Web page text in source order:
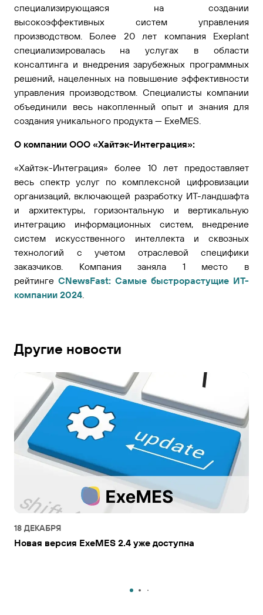
специализирующаяся на создании
высокоэффективных систем управления
производством. Более 20 лет компания Exeplant
специализировалась на услугах в области
консалтинга и внедрения зарубежных программных
решений, нацеленных на повышение эффективности
управления производством. Специалисты компании
объединили весь накопленный опыт и знания для
создания уникального продукта — ExeMES.
О компании ООО «Хайтэк-Интеграция»:
«Хайтэк-Интеграция» более 10 лет предоставляет
весь спектр услуг по комплексной цифровизации
организаций, включающей разработку ИТ-ландшафта
и архитектуры, горизонтальную и вертикальную
интеграцию информационных систем, внедрение
систем искусственного интеллекта и сквозных
технологий с учетом отраслевой специфики
заказчиков. Компания заняла 1 место в
рейтинге CNewsFast: Самые быстрорастущие ИТ-
компании 2024
Другие новости
18 ДЕКАБРЯ
Новая версия ExeMES 2.4 уже доступна